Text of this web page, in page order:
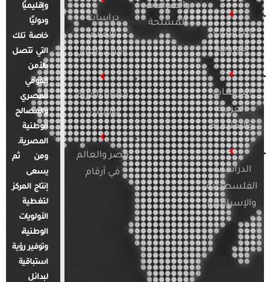
الدراسات
الأوروبية
الدراسات
العربية
والإقليمية
الدراسات
الفلسطينية
والإسرائيلية
والصراعات
المسلحة
دراسات
الإعلام
والرأي العام
قضايا المرأة
والأسرة
مصر والعالم
في أرقام
وإقليميًا
ودوليًا
خاصة تلك
التي تتصل
بالأمن
القومي
المصري
والمصالح
الوطنية
المصرية.
ومن ثم
يسعى
إنتاج المركز
لتغطية
الأولويات
الوطنية،
وتوفير رؤية
استباقية
لبدائل